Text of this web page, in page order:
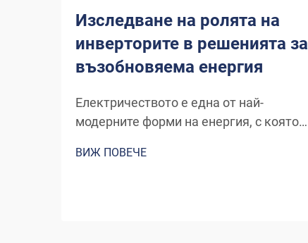
Изследване на ролята на
инверторите в решенията за
възобновяема енергия
Електричеството е една от най-
модерните форми на енергия, с която
продължава да се развива чрез нови
ВИЖ ПОВЕЧЕ